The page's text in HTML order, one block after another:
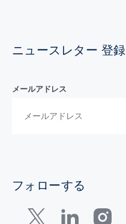
ニュースレター 登録
メールアドレス
フォローする